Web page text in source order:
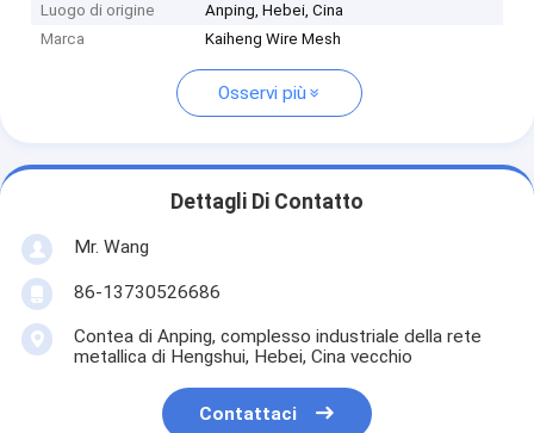
Luogo di origine
Anping, Hebei, Cina
Marca
Kaiheng Wire Mesh
Osservi più
Dettagli Di Contatto
Mr. Wang
86-13730526686
Contea di Anping, complesso industriale della rete
metallica di Hengshui, Hebei, Cina vecchio
Contattaci